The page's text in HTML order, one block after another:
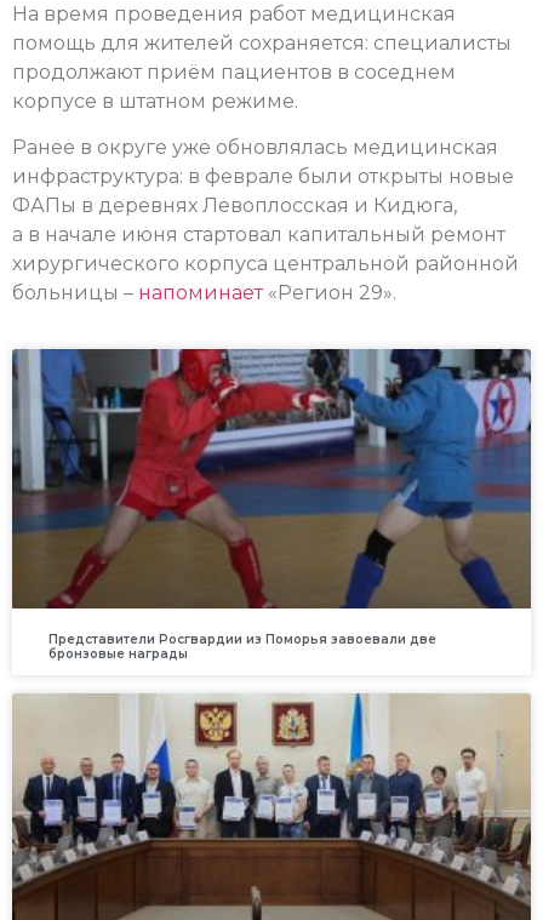
На время проведения работ медицинская
помощь для жителей сохраняется: специалисты
продолжают приём пациентов в соседнем
корпусе в штатном режиме.
Ранее в округе уже обновлялась медицинская
инфраструктура: в феврале были открыты новые
ФАПы в деревнях Левоплосская и Кидюга,
а в начале июня стартовал капитальный ремонт
хирургического корпуса центральной районной
больницы – напоминает«Регион 29».
Представители Росгвардии из Поморья завоевали две
бронзовые награды